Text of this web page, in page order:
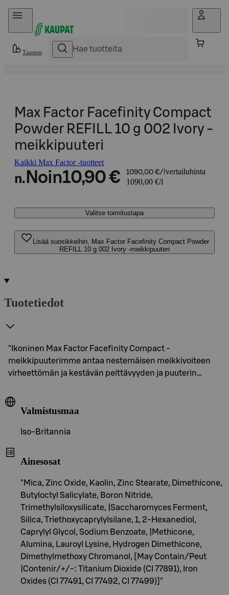
Hyppää sisältöön
Tuotteet
Max Factor Facefinity Compact
Powder REFILL 10 g 002 Ivory -
meikkipuuteri
Kaikki Max Factor -tuotteet
n. Noin10,90 € 1090,00 €/l vertailuhinta
1090,00 €/l
Valitse toimitustapa
Lisää suosikkeihin, Max Factor Facefinity Compact Powder
REFILL 10 g 002 Ivory -meikkipuuteri
Tuotetiedot
"Ikoninen Max Factor Facefinity Compact -
meikkipuuterimme antaa nestemäisen meikkivoiteen
virheettömän ja kestävän peittävyyden ja puuterin…
Valmistusmaa
Iso-Britannia
Ainesosat
"Mica, Zinc Oxide, Kaolin, Zinc Stearate, Dimethicone,
Butyloctyl Salicylate, Boron Nitride,
Trimethylsiloxysilicate, |Saccharomyces Ferment,
Silica, Triethoxycaprylylsilane, 1, 2-Hexanediol,
Caprylyl Glycol, Sodium Benzoate, |Methicone,
Alumina, Lauroyl Lysine, Hydrogen Dimethicone,
Dimethylmethoxy Chromanol, [May Contain/Peut
|Contenir/+/-: Titanium Dioxide (CI 77891), Iron
Oxides (CI 77491, CI 77492, CI 77499)]"